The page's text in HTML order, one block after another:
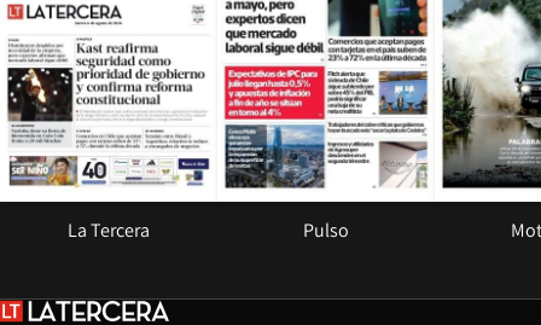
La Tercera Pulso